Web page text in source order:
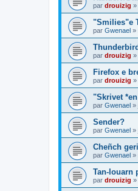
par drouizig »
"Smilies"e
par Gwenael »
par drouizig »
Firefox e
par drouizig »
"Skrivet
par Gwenael »
Sender?
par Gwenael »
Cheñch
par Gwenael »
Tan-louarn
par drouizig »